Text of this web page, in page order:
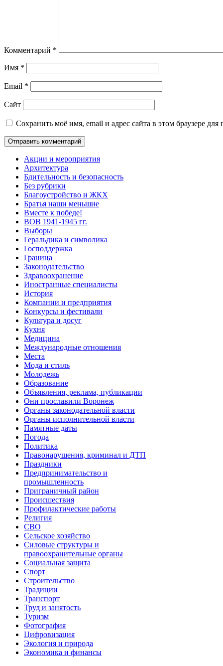
Комментарий *
Имя *
Email *
Сайт
Сохранить моё имя, email и адрес сайта в этом браузере
Акции и мероприятия
Архитектура
Бдительность и безопасность
Без рубрики
Благоустройство и ЖКХ
Братья наши меньшие
Вместе к победе!
ВОВ 1941-1945 гг.
Выборы
Геральдика и символика
Господдержка
Граница
Законодательство
Здравоохранение
Иностранные специалисты
История
Компании и предприятия
Конкурсы и фестивали
Культура и досуг
Кухня
Медицина
Международные отношения
Места
Мода и стиль
Молодежь
Образование
Объявления, реклама, публикации
Они прославили Воронеж
Органы законодательной власти
Органы исполнительной власти
Памятные даты
Погода
Политика
Правонарушения, криминал и ДТП
Праздники
Предпринимательство и
промышленность
Приграничный район
Происшествия
Профилактические работы
Религия
СВО
Сельское хозяйство
Силовые структуры и
правоохранительные органы
Социальная защита
Спорт
Строительство
Традиции
Транспорт
Труд и занятость
Туризм
Фотография
Цифровизация
Экология и природа
Экономика и финансы